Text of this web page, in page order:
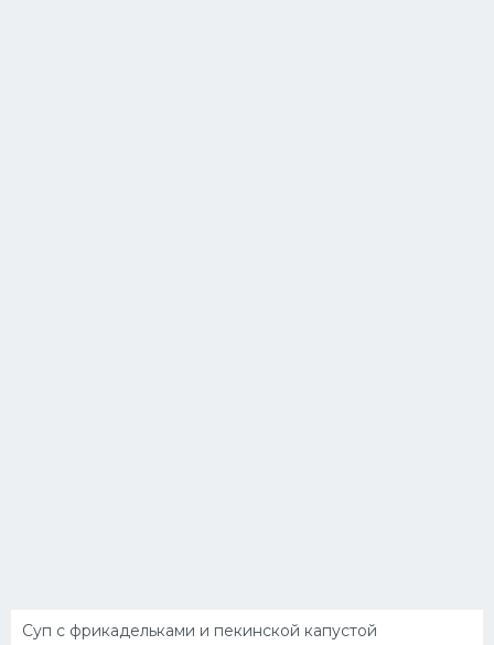
Суп с фрикадельками и пекинской капустой